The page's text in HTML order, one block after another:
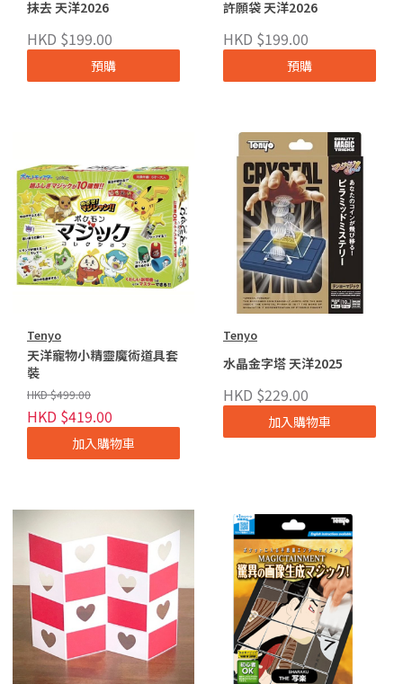
抹去 天洋2026
HKD $199.00
預購
許願袋 天洋2026
HKD $199.00
預購
Tenyo
天洋寵物小精靈魔術道具套
裝
HKD $499.00
HKD $419.00
加入購物車
Tenyo
水晶金字塔 天洋2025
HKD $229.00
加入購物車